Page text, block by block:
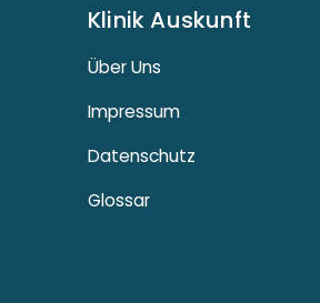
Klinik Auskunft
Über Uns
Impressum
Datenschutz
Glossar